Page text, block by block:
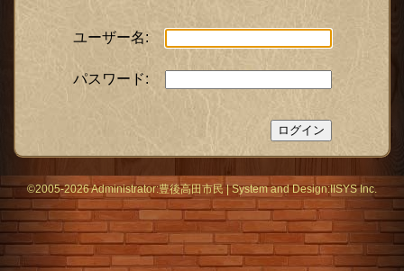
ユーザー名:
パスワード:
©2005-2026 Administrator:豊後高田市民|Systemand Design:IISYS Inc.